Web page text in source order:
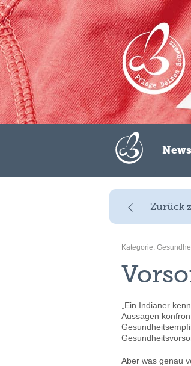
Zum Inhalt springen
News
Zurück
Kategorie:
„Ein Indianer
Aussagen
Aber was genau